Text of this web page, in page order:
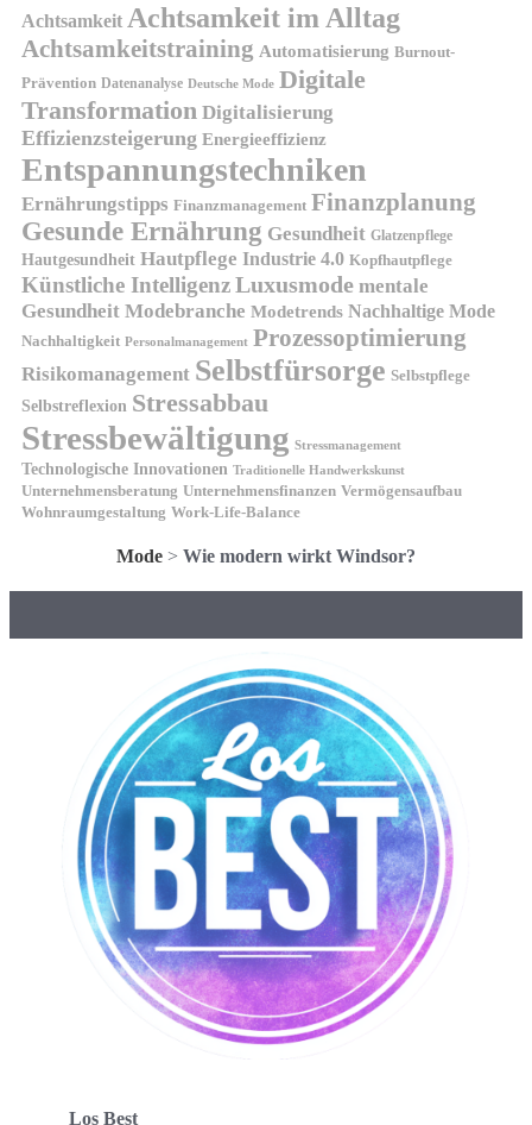
Achtsamkeit Achtsamkeit im Alltag
Achtsamkeitstraining Automatisierung Burnout-
Prävention Datenanalyse Deutsche Mode Digitale
Transformation Digitalisierung
Effizienzsteigerung Energieeffizienz
Entspannungstechniken
Ernährungstipps Finanzmanagement Finanzplanung
Gesunde Ernährung Gesundheit Glatzenpflege
Hautgesundheit Hautpflege Industrie 4.0 Kopfhautpflege
Künstliche IntelligenzLuxusmode mentale
Gesundheit Modebranche Modetrends Nachhaltige Mode
Nachhaltigkeit Personalmanagement Prozessoptimierung
Risikomanagement Selbstfürsorge Selbstpflege
Selbstreflexion Stressabbau
Stressbewältigung Stressmanagement
Technologische Innovationen Traditionelle Handwerkskunst
Unternehmensberatung Unternehmensfinanzen Vermögensaufbau
Wohnraumgestaltung Work-Life-Balance
Mode > Wie modern wirkt Windsor?
Los Best